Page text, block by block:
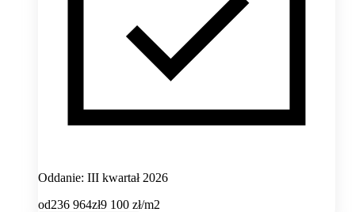
Oddanie: III kwartał 2026
od236 964zł9 100 zł/m2